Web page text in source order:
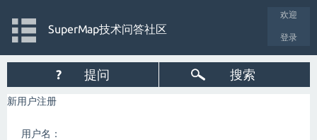
欢迎
登录
SuperMap技术问答社区
? 提问 搜索
新用户注册
用户名：